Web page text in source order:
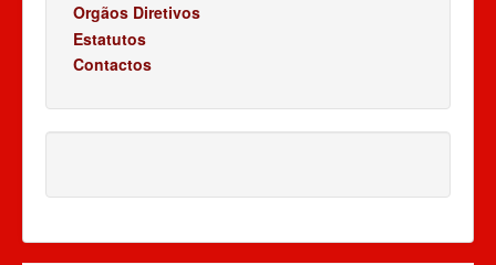
Orgãos Diretivos
Estatutos
Contactos